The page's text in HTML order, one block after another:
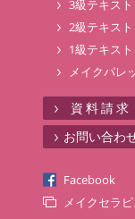
3級テキスト
2級テキスト
1級テキスト
メイクパレ
資料請求
お問い合わ
Facebook
メイクセラ